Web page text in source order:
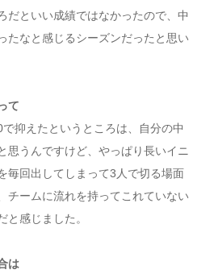
だといい成績ではなかったので、中
たなと感じるシーズンだったと思い
て
抑えたというところは、自分の中
思うんですけど、やっぱり長いイニ
毎回出してしまって3人で切る場面
チームに流れを持ってこれていない
と感じました。
は